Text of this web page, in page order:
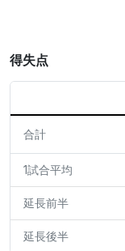
得失点
合計
1試合平均
延長前半
延長後半